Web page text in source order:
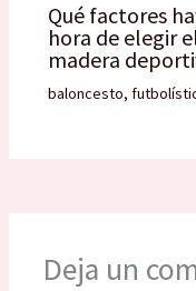
Qué factores
hora de elegir
madera
baloncesto,
Deja un